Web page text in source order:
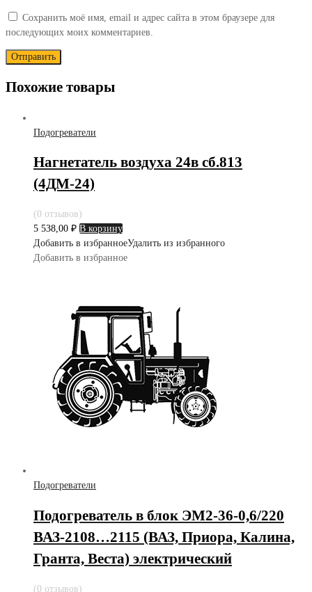
Сохранить моё имя, email и адрес сайта в этом браузере для
последующих моих комментариев.
Похожие товары
Подогреватели
Нагнетатель воздуха 24в сб.813
(4ДМ-24)
(0 отзывов)
5 538,00 ₽ В корзину
Добавить в избранноеУдалить из избранного
Добавить в избранное
Подогреватели
Подогреватель в блок ЭМ2-36-0,6/220
ВАЗ-2108…2115 (ВАЗ, Приора, Калина,
Гранта, Веста) электрический
(0 отзывов)